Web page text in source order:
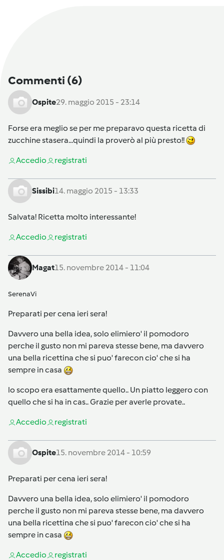
Commenti (6)
Ospite29. maggio 2015 - 23:14
Forse era meglio se per me preparavo questa ricetta di
zucchine stasera...quindi la proverò al più presto!!
Accedio registrati
Sissibi14. maggio 2015 - 13:33
Salvata! Ricetta molto interessante!
Accedio registrati
Magat15. novembre 2014 - 11:04
SerenaVi
Preparati per cena ieri sera!
Davvero una bella idea, solo elimiero' il pomodoro
perche il gusto non mi pareva stesse bene, ma davvero
una bella ricettina che si puo' farecon cio' che si ha
sempre in casa
lo scopo era esattamente quello.. Un piatto leggero con
quello che si ha in cas.. Grazie per averle provate..
Accedio registrati
Ospite15. novembre 2014 - 10:59
Preparati per cena ieri sera!
Davvero una bella idea, solo elimiero' il pomodoro
perche il gusto non mi pareva stesse bene, ma davvero
una bella ricettina che si puo' farecon cio' che si ha
sempre in casa
Accedio registrati